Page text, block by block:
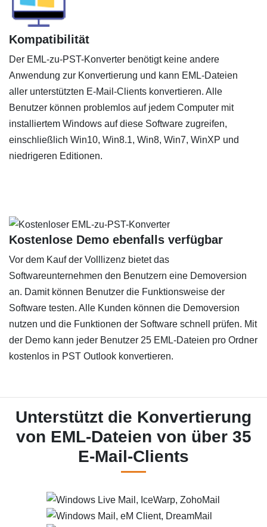
Kompatibilität
Der EML-zu-PST-Konverter benötigt keine andere
Anwendung zur Konvertierung und kann EML-Dateien
aller unterstützten E-Mail-Clients konvertieren. Alle
Benutzer können problemlos auf jedem Computer mit
installiertem Windows auf diese Software zugreifen,
einschließlich Win10, Win8.1, Win8, Win7, WinXP und
niedrigeren Editionen.
Kostenlose Demo ebenfalls verfügbar
Vor dem Kauf der Volllizenz bietet das
Softwareunternehmen den Benutzern eine Demoversion
an. Damit können Benutzer die Funktionsweise der
Software testen. Alle Kunden können die Demoversion
nutzen und die Funktionen der Software schnell prüfen. Mit
der Demo kann jeder Benutzer 25 EML-Dateien pro Ordner
kostenlos in PST Outlook konvertieren.
Unterstützt die Konvertierung
von EML-Dateien von über 35
E-Mail-Clients